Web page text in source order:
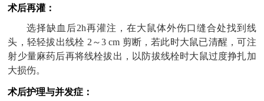
术后再灌：
选择缺血后2h再灌注，在大鼠体外伤口缝合处找到线
头，轻轻拔出线栓 2～3 cm 剪断，若此时大鼠已清醒，可注
射少量麻药后再将线栓拔出，以防拔线栓时大鼠过度挣扎加
大损伤。
术后护理与并发症：